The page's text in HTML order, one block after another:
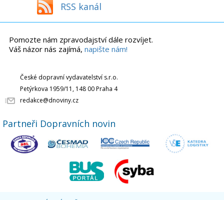
RSS kanál
Pomozte nám zpravodajství dále rozvíjet.
Váš názor nás zajímá, napište nám!
České dopravní vydavatelství s.r.o.
Petýrkova 1959/11, 148 00 Praha 4
redakce@dnoviny.cz
Partneři Dopravních novin